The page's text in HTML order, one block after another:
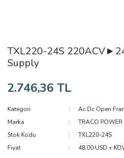
TXL220-24S
Supply
2.746,36 TL
Kategori
Ac Dc Open
Marka
TRACO POWER
Stok Kodu
TXL220-24S
Fiyat
48,00 USD +